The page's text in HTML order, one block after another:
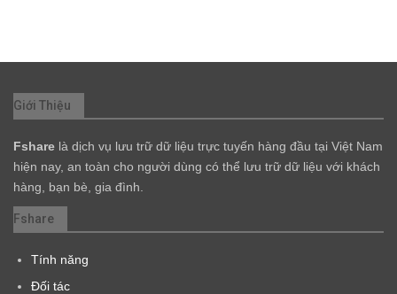
Giới Thiệu
Fshare là dịch vụ lưu trữ dữ liệu trực tuyến hàng đầu tại Việt Nam
hiện nay, an toàn cho người dùng có thể lưu trữ dữ liệu với khách
hàng, bạn bè, gia đình.
Fshare
Tính năng
Đối tác